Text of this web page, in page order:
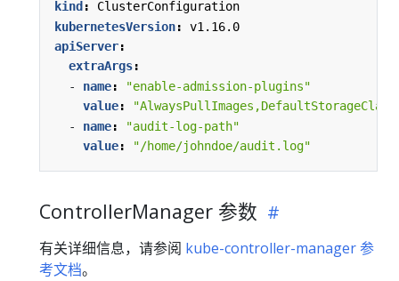
kind :
ClusterConfiguration
kubernetesVersion:
v1.16.0
apiServer:
extraArgs:
- name:
"enable-admission-plugins"
value:
- name:
"audit-log-path"
value: "/home/johndoe/audit.log"
ControllerManager 参数
有关详细信息，请参阅 kube-controller-manager 参
考文档。